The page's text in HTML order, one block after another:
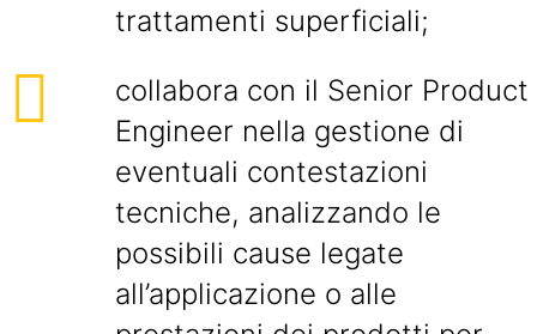
trattamenti superficiali;
collabora con il Senior Product
Engineer nella gestione di
eventuali contestazioni
tecniche, analizzando le
possibili cause legate
all’applicazione o alle